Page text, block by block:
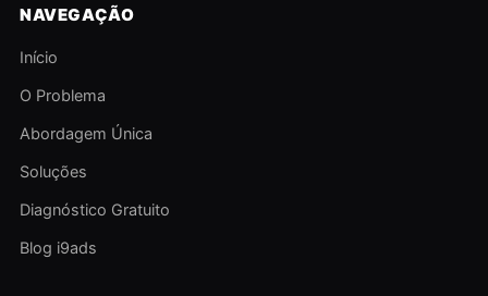
NAVEGAÇÃO
Início
O Problema
Abordagem Única
Soluções
Diagnóstico Gratuito
Blog i9ads